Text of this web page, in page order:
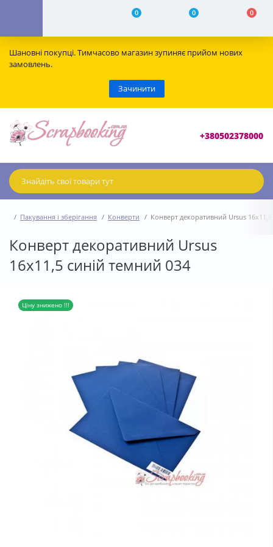
0 0 0
Шановні покупці. Тимчасово магазин зупиняє прийом нових
замовлень.
Зачинити
+380502378000
Пакування і зберігання Конверти Конверт декоративний Ursus
Конверт декоративний Ursus
16х11,5 синій темний 034
Ціну знижено !!!